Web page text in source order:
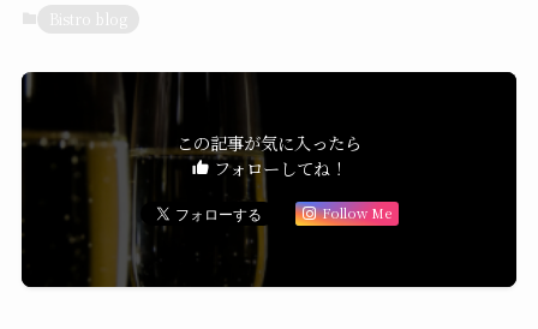
Bistro blog
この記事が気に入ったら
フォローしてね！
Follow Me